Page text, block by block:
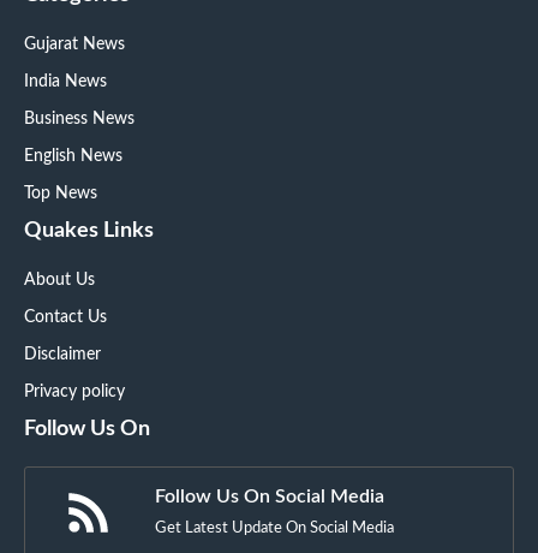
Gujarat News
India News
Business News
English News
Top News
Quakes Links
About Us
Contact Us
Disclaimer
Privacy policy
Follow Us On
Follow Us On Social Media
Get Latest Update On Social Media